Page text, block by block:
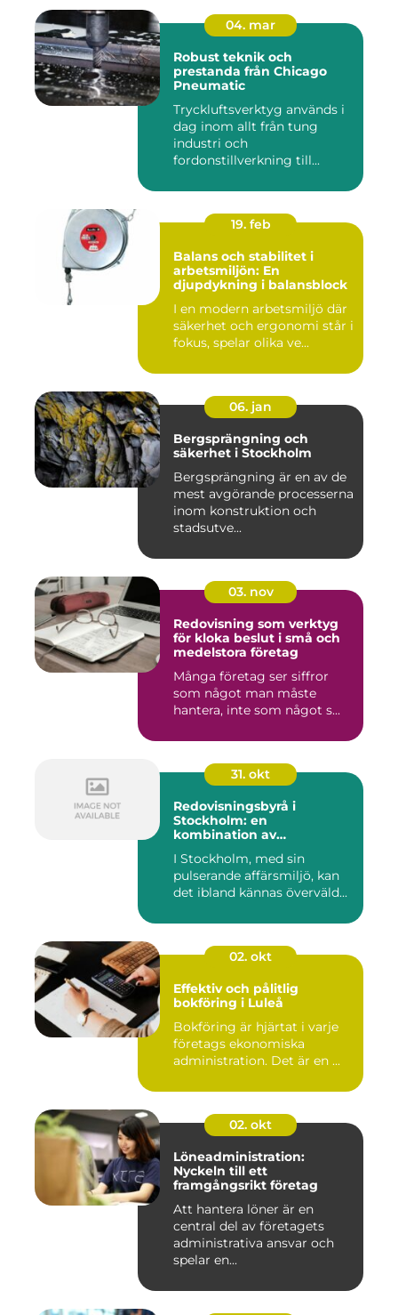
04. mar
Robust teknik och
prestanda från Chicago
Pneumatic
Tryckluftsverktyg används i
dag inom allt från tung
industri och
fordonstillverkning till...
19. feb
Balans och stabilitet i
arbetsmiljön: En
djupdykning i balansblock
I en modern arbetsmiljö där
säkerhet och ergonomi står i
fokus, spelar olika ve...
06. jan
Bergsprängning och
säkerhet i Stockholm
Bergsprängning är en av de
mest avgörande processerna
inom konstruktion och
stadsutve...
03. nov
Redovisning som verktyg
för kloka beslut i små och
medelstora företag
Många företag ser siffror
som något man måste
hantera, inte som något s...
31. okt
Redovisningsbyrå i
Stockholm: en
kombination av
personlig service
I Stockholm, med sin
pulserande affärsmiljö, kan
det ibland kännas överväld...
02. okt
Effektiv och pålitlig
bokföring i Luleå
Bokföring är hjärtat i varje
företags ekonomiska
administration. Det är en ...
02. okt
Löneadministration:
Nyckeln till ett
framgångsrikt företag
Att hantera löner är en
central del av företagets
administrativa ansvar och
spelar en...